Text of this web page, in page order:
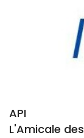
API
L'Amicale